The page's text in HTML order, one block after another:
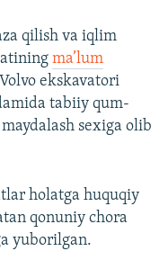
qilish va iqlim
ma’lum
ekskavatori
tabiiy qum-
maydalash sexiga olib
holatga huquqiy
qonuniy chora
yuborilgan.